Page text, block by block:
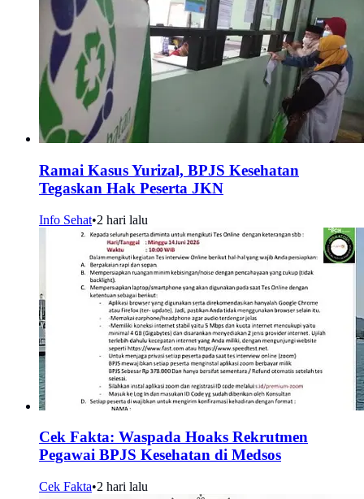
Ramai Kasus Yurizal, BPJS Kesehatan
Tegaskan Hak Peserta JKN
Info Sehat•2 hari lalu
Cek Fakta: Waspada Hoaks Rekrutmen
Pegawai BPJS Kesehatan di Medsos
Cek Fakta•2 hari lalu